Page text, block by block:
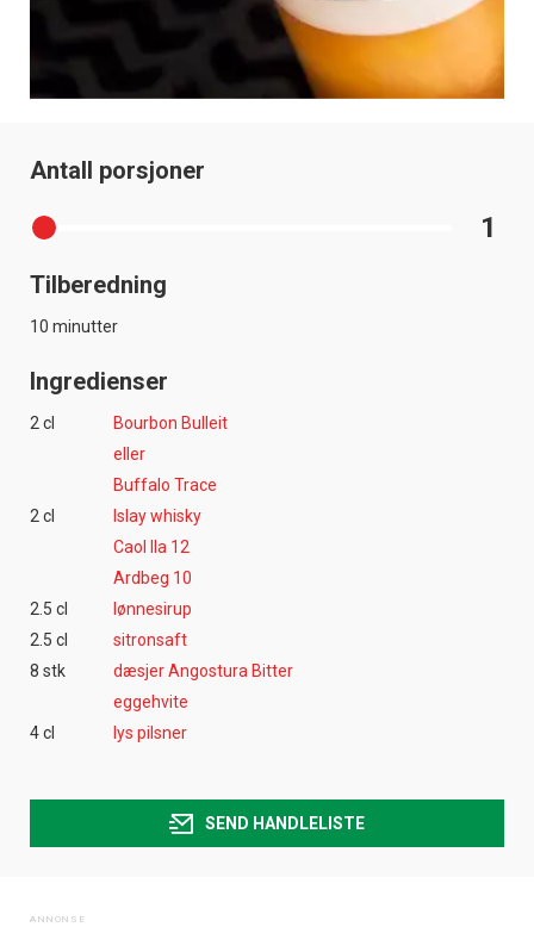
Antall porsjoner
1
Tilberedning
10 minutter
Ingredienser
2 cl
Bourbon Bulleit
eller
Buffalo Trace
2 cl
Islay whisky
Caol Ila 12
Ardbeg 10
2.5 cl
lønnesirup
2.5 cl
sitronsaft
8 stk
dæsjer Angostura Bitter
eggehvite
4 cl
lys pilsner
SEND HANDLELISTE